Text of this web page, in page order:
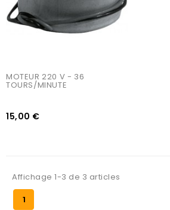
MOTEUR 220 V - 36
TOURS/MINUTE
15,00 €
Affichage 1-3 de 3 articles
1